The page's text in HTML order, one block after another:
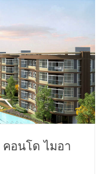
อนโด ไมอา